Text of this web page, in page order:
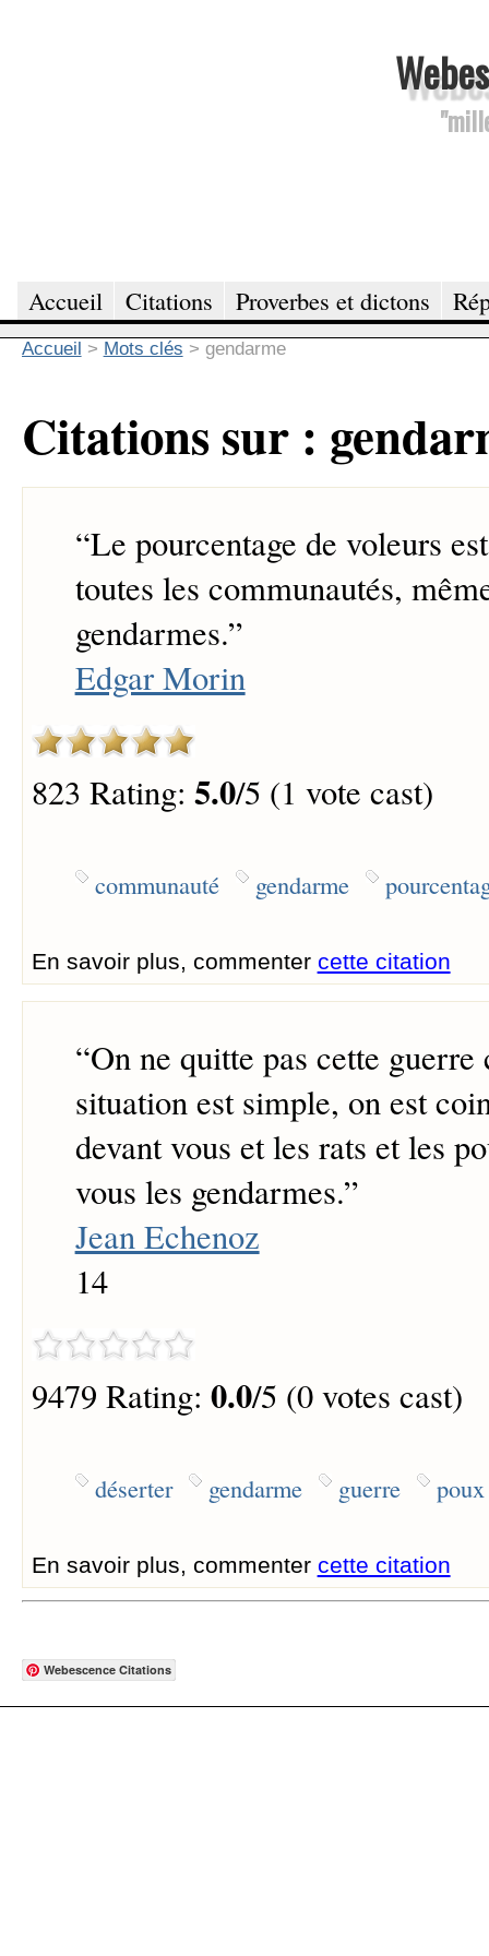
Accueil Citations Proverbes et dictons
Accueil > Mots clés > gendarme
Citations sur :
“Le pourcentage de voleurs
toutes les communautés,
gendarmes.”
Edgar Morin
823 Rating: 5.0/5 (1 vote cast)
communauté gendarme
En savoir plus, commenter cette citation
“On ne quitte pas cette
situation est simple, on est
devant vous et les rats et les
vous les gendarmes.”
Jean Echenoz
14
9479 Rating: 0.0/5 (0 votes cast)
déserter gendarme guerre poux
En savoir plus, commenter cette citation
Webescence Citations